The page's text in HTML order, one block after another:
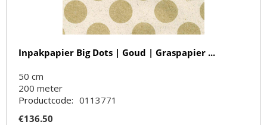
Inpakpapier Big Dots | Goud | Graspapier ...
50 cm
200 meter
Productcode: 0113771
€136.50